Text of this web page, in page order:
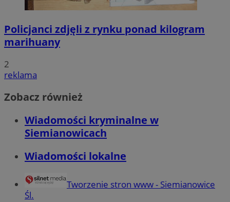
Policjanci zdjęli z rynku ponad kilogram
marihuany
2
reklama
Zobacz również
Wiadomości kryminalne w
Siemianowicach
Wiadomości lokalne
Tworzenie stron www - Siemianowice
Śl.